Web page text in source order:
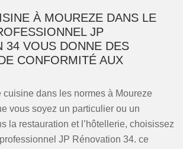
À MOUREZE DANS LE
JP
34 VOUS DONNE DES
CONFORMITÉ AUX
cuisine dans les normes à Moureze
vous soyez un particulier ou un
la restauration et l’hôtellerie, choisissez
JP Rénovation 34. ce